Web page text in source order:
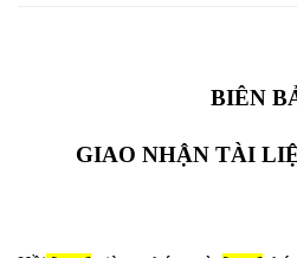
BIÊN
GIAO NHẬN TÀI